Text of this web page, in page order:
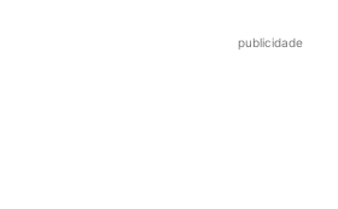
publicidade